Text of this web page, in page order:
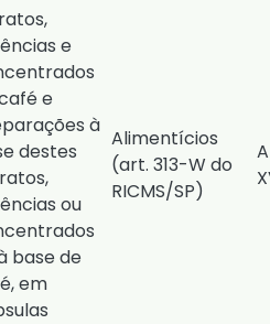
e
e
à
destes
ou
base de
em
Alimentícios
(art. 313-W do
RICMS/SP)